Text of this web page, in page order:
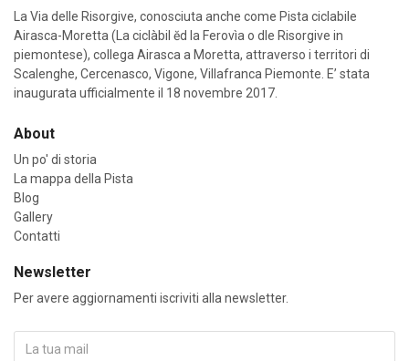
La Via delle Risorgive, conosciuta anche come Pista ciclabile
Airasca-Moretta (La ciclàbil ĕd la Ferovìa o dle Risorgive in
piemontese), collega Airasca a Moretta, attraverso i territori di
Scalenghe, Cercenasco, Vigone, Villafranca Piemonte. E’ stata
inaugurata ufficialmente il 18 novembre 2017.
About
Un po' di storia
La mappa della Pista
Blog
Gallery
Contatti
Newsletter
Per avere aggiornamenti iscriviti alla newsletter.